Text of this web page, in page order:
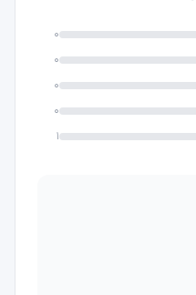
۰
۰
۰
۰
۱